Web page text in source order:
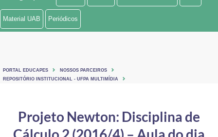
Ministério de Minas e Energia
Ministério do Turismo
Controladoria-Geral da União
Material UAB Periódicos
PORTAL EDUCAPES
NOSSOS PARCEIROS
REPOSITÓRIO INSTITUCIONAL - UFPA MULTIMÍDIA
Projeto Newton: Disciplina de